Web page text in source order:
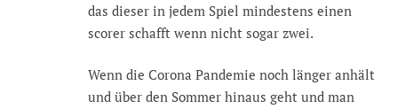
das dieser in jedem Spiel mindestens einen
scorer schafft wenn nicht sogar zwei.
Wenn die Corona Pandemie noch länger anhält
und über den Sommer hinaus geht und man